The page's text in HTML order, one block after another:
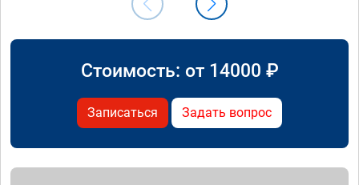
Стоимость: от 14000 ₽
Записаться Задать вопрос